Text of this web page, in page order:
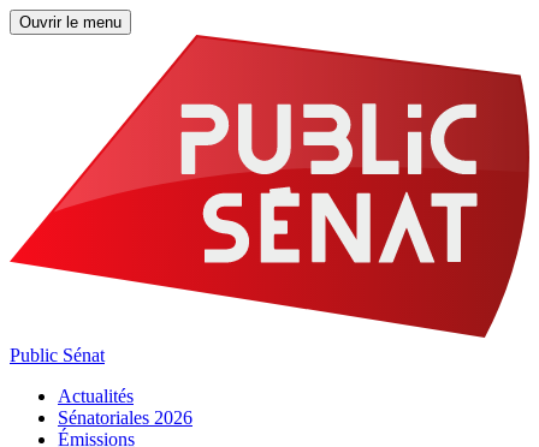
Ouvrir le menu
Public Sénat
Actualités
Sénatoriales 2026
Émissions